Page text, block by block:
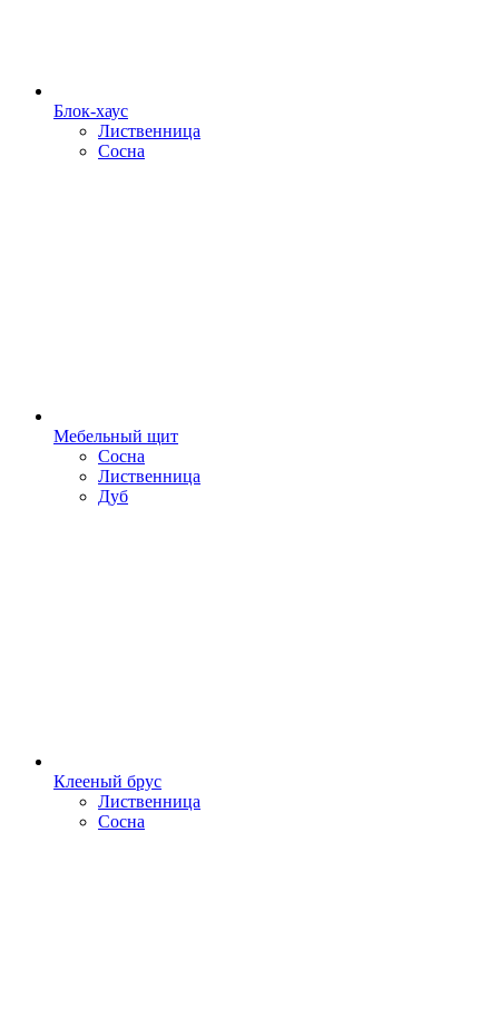
Блок-хаус
Лиственница
Сосна
Мебельный щит
Сосна
Лиственница
Дуб
Клееный брус
Лиственница
Сосна